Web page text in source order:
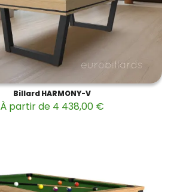
Billard HARMONY-V
À partir de 4 438,00 €